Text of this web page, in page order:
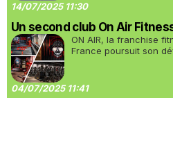
14/07/2025 11:30
Un second club On Air
ON AIR, la franchise
France poursuit son
04/07/2025 11:41